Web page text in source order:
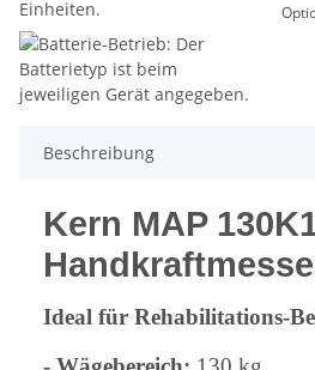
Beschreibung
Kern MAP
Ideal für Rehabilitations-